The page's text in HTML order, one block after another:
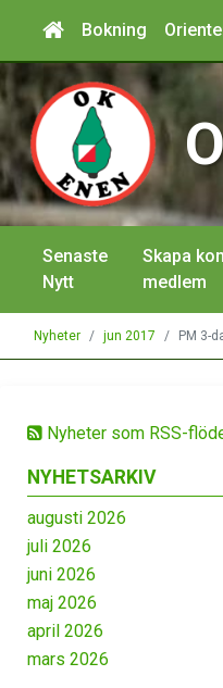
Bokning
Senaste
Nytt
Skapa
medlem
Nyheter jun 2017 PM 3-
Nyheter som RSS-
NYHETSARKIV
augusti 2026
juli 2026
juni 2026
maj 2026
april 2026
mars 2026